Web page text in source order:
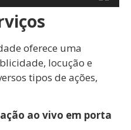
oferece uma
locução e
tipos de ações,
ao vivo em porta